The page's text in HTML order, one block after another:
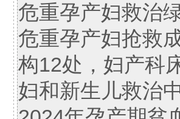
危重孕产妇救治
危重孕产妇抢救
构12处，妇产科
妇和新生儿救治